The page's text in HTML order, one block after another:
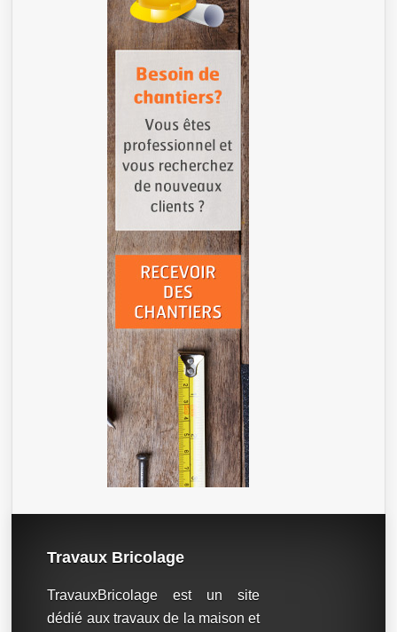
Travaux Bricolage
TravauxBricolage est un site
dédié aux travaux de la maison et